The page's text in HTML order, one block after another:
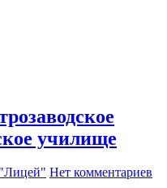
училище
Нет комментариев